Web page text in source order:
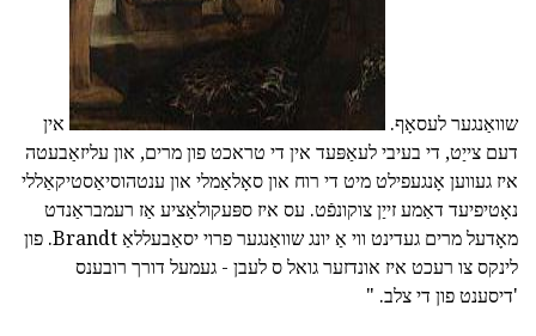
שוואַנגער לעסאָף.
אין
דעם צייַט, די בעיבי לעאַפּעד אין די טראכט פון מרים, און עליזאַבעטה
איז געווען אָנגעפילט מיט די רוח און סאָלאַמלי און ענטהוסיאַסטיקאַללי
נאָטיפיעד דאַמע זייַן צוקונפֿט. עס איז ספּעקולאַציע אַז רעמבראַנדט
מאָדעל מרים געדינט ווי אַ יונג שוואַנגער פרוי יסאַבעללאַ Brandt. פון
לינקס צו רעכט איז אונדזער גואל ס לעבן - געמעל דורך רובענס
'דיסענט פון די צלב. "